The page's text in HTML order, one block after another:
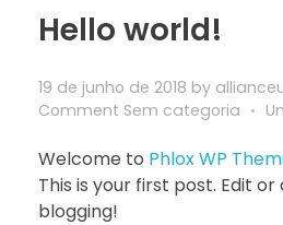
Hello world!
19 de junho de 2018 by
Comment Sem categoria
Welcome to Phlox WP
This is your first post. Edit
blogging!